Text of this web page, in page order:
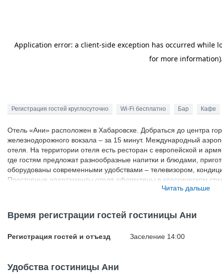
Регистрация гостей круглосуточно Wi-Fi бесплатно Бар Кафе
Отель «Ани» расположен в Хабаровске. Добраться до центра
железнодорожного вокзала – за 15 минут. Международный
отеля. На территории отеля есть ресторан с европейской и
где гостям предложат разнообразные напитки и блюдами,
оборудованы современными удобствами – телевизором,
Просторные апартаменты отеля оформлены в классическом
могут круглосуточно обращаться на стойку регистрации по
Читать дальше
Время регистрации гостей гостиницы Ани
Регистрация гостей и отъезд Заселение 14:00
Удобства гостиницы Ани